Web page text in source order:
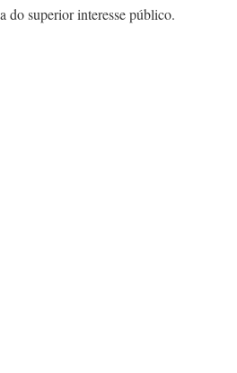
do superior interesse público.